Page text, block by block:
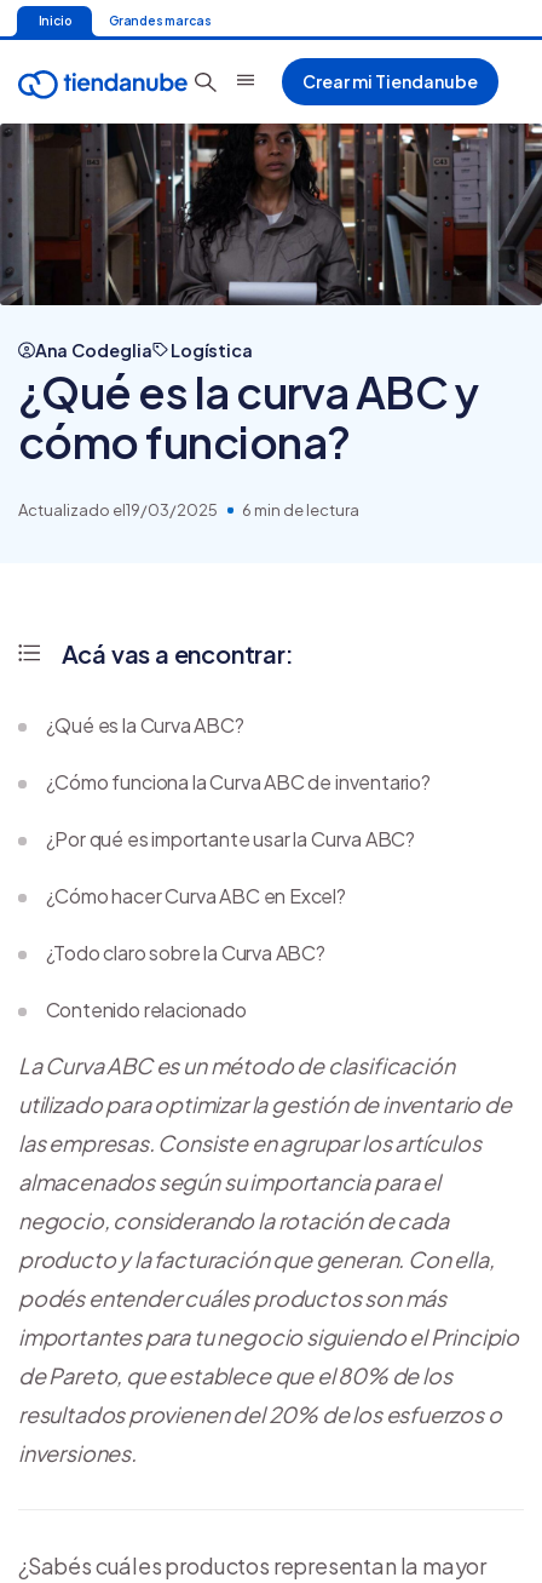
Inicio Grandes marcas
Crear mi Tiendanube
Ana Codeglia Logística
¿Qué es la curva ABC y
cómo funciona?
Actualizado el19/03/2025 6 min de lectura
La Curva ABC es un método de clasificación
utilizado para optimizar la gestión de inventario de
las empresas. Consiste en agrupar los artículos
almacenados según su importancia para el
negocio, considerando la rotación de cada
producto y la facturación que generan. Con ella,
podés entender cuáles productos son más
importantes para tu negocio siguiendo el Principio
de Pareto, que establece que el 80% de los
resultados provienen del 20% de los esfuerzos o
inversiones.
¿Sabés cuáles productos representan la mayor
Acá vas a encontrar:
¿Qué es la Curva ABC?
¿Cómo funciona la Curva ABC de inventario?
¿Por qué es importante usar la Curva ABC?
¿Cómo hacer Curva ABC en Excel?
¿Todo claro sobre la Curva ABC?
Contenido relacionado